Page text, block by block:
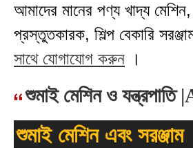
আমাদের মানের পণ্য খাদ্য
প্রস্তুতকারক, শিল্প বেকারি
সাথে যোগাযোগ করুন ।
শুমাই মেশিন ও
শুমাই মেশিন এবং সরঞ্জাম